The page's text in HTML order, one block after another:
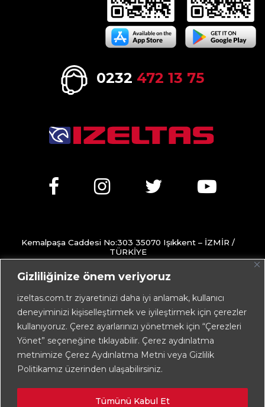
Gizliliğinize önem veriyoruz
izeltas.com.tr ziyaretinizi daha iyi anlamak, kullanıcı
deneyiminizi kişiselleştirmek ve iyileştirmek için çerezler
kullanıyoruz. Çerez ayarlarınızı yönetmek için “Çerezleri
Yönet” seçeneğine tıklayabilir. Çerez aydınlatma
metnimize Çerez Aydınlatma Metni veya Gizlilik
Politikamız üzerinden ulaşabilirsiniz.
Tümünü Kabul Et
0232 472 13 75
Kemalpaşa Caddesi No:303 35070 Işıkkent – İZMİR /
TÜRKİYE
+90 232 472 13 75 (pbx)
+90 232 472 13 78
info@izeltas.com.tr